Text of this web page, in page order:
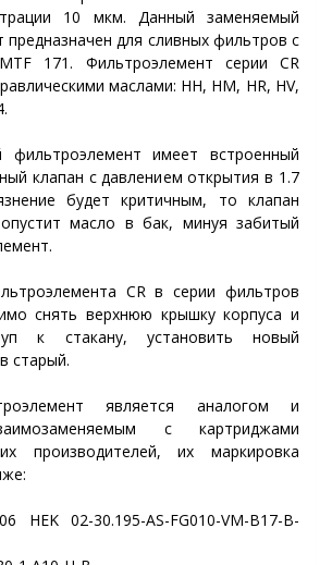
10 мкм. Данный заменяемый
для сливных фильтров с
171. Фильтроэлемент серии CR
маслами: HH, HM, HR, HV,
фильтроэлемент имеет встроенный
клапан с давлением открытия в 1.7
будет критичным, то клапан
масло в бак, минуя забитый
CRв серии фильтров
снять верхнюю крышку корпуса и
к стакану, установить новый
старый.
является аналогом и
с картриджами
производителей, их маркировка
HEK 02-30.195-AS-FG010-VM-B17-B-